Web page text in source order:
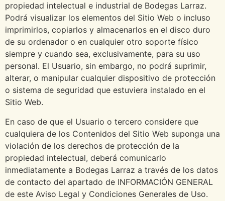
propiedad intelectual e industrial de Bodegas Larraz.
Podrá visualizar los elementos del Sitio Web o incluso
imprimirlos, copiarlos y almacenarlos en el disco duro
de su ordenador o en cualquier otro soporte físico
siempre y cuando sea, exclusivamente, para su uso
personal. El Usuario, sin embargo, no podrá suprimir,
alterar, o manipular cualquier dispositivo de protección
o sistema de seguridad que estuviera instalado en el
Sitio Web.
En caso de que el Usuario o tercero considere que
cualquiera de los Contenidos del Sitio Web suponga una
violación de los derechos de protección de la
propiedad intelectual, deberá comunicarlo
inmediatamente a Bodegas Larraz a través de los datos
de contacto del apartado de INFORMACIÓN GENERAL
de este Aviso Legal y Condiciones Generales de Uso.